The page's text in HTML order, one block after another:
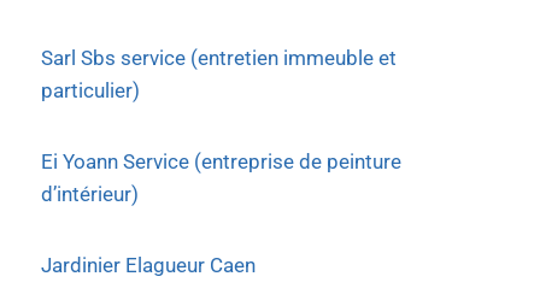
Sarl Sbs service (entretien immeuble et
particulier)
Ei Yoann Service (entreprise de peinture
d’intérieur)
Jardinier Elagueur Caen